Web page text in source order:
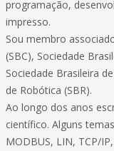
programação,
impresso.
Sou membro
(SBC), Sociedade
Sociedade Brasileira
de Robótica (SBR).
Ao longo dos anos
científico. Alguns
MODBUS, LIN, TCP/